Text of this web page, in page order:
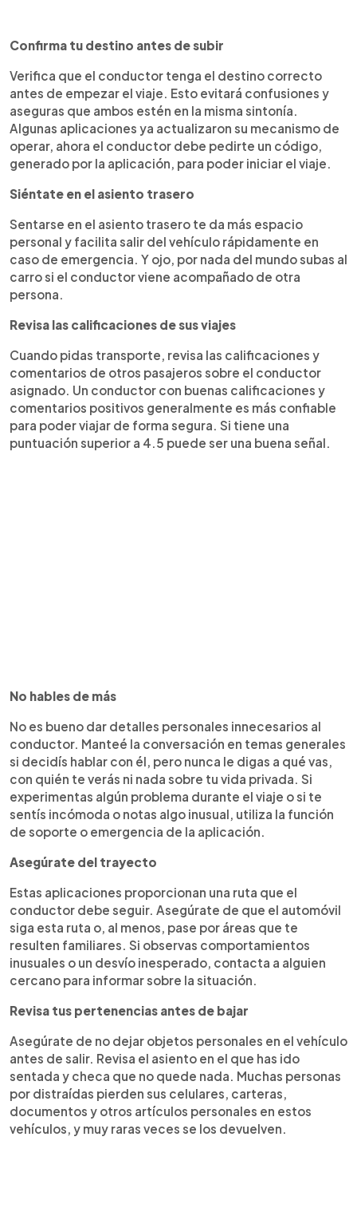
Confirma tu destino antes de subir
Verifica que el conductor tenga el destino correcto
antes de empezar el viaje. Esto evitará confusiones y
aseguras que ambos estén en la misma sintonía.
Algunas aplicaciones ya actualizaron su mecanismo de
operar, ahora el conductor debe pedirte un código,
generado por la aplicación, para poder iniciar el viaje.
Siéntate en el asiento trasero
Sentarse en el asiento trasero te da más espacio
personal y facilita salir del vehículo rápidamente en
caso de emergencia. Y ojo, por nada del mundo subas al
carro si el conductor viene acompañado de otra
persona.
Revisa las calificaciones de sus viajes
Cuando pidas transporte, revisa las calificaciones y
comentarios de otros pasajeros sobre el conductor
asignado. Un conductor con buenas calificaciones y
comentarios positivos generalmente es más confiable
para poder viajar de forma segura. Si tiene una
puntuación superior a 4.5 puede ser una buena señal.
No hables de más
No es bueno dar detalles personales innecesarios al
conductor. Manteé la conversación en temas generales
si decidís hablar con él, pero nunca le digas a qué vas,
con quién te verás ni nada sobre tu vida privada. Si
experimentas algún problema durante el viaje o si te
sentís incómoda o notas algo inusual, utiliza la función
de soporte o emergencia de la aplicación.
Asegúrate del trayecto
Estas aplicaciones proporcionan una ruta que el
conductor debe seguir. Asegúrate de que el automóvil
siga esta ruta o, al menos, pase por áreas que te
resulten familiares. Si observas comportamientos
inusuales o un desvío inesperado, contacta a alguien
cercano para informar sobre la situación.
Revisa tus pertenencias antes de bajar
Asegúrate de no dejar objetos personales en el vehículo
antes de salir. Revisa el asiento en el que has ido
sentada y checa que no quede nada. Muchas personas
por distraídas pierden sus celulares, carteras,
documentos y otros artículos personales en estos
vehículos, y muy raras veces se los devuelven.